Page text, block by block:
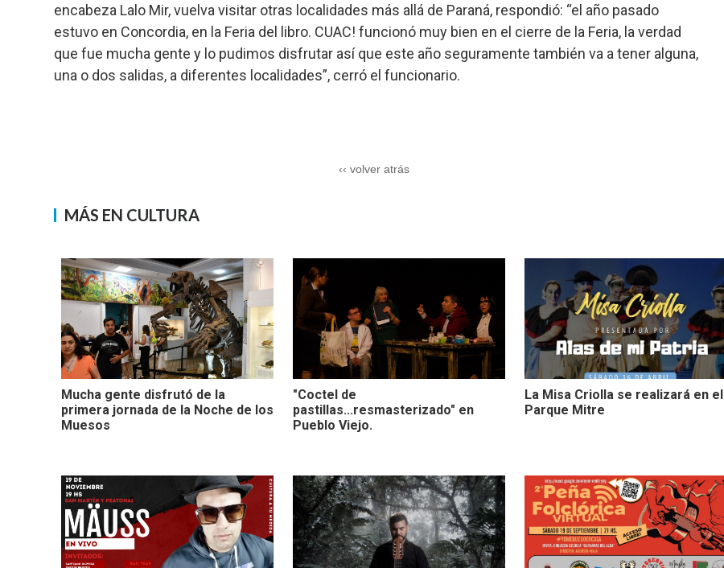
encabeza Lalo Mir, vuelva visitar otras localidades más allá de Paraná, respondió: “el año pasado
estuvo en Concordia, en la Feria del libro. CUAC! funcionó muy bien en el cierre de la Feria, la verdad
que fue mucha gente y lo pudimos disfrutar así que este año seguramente también va a tener alguna,
una o dos salidas, a diferentes localidades”, cerró el funcionario.
‹‹ volver atrás
MÁS EN CULTURA
Mucha gente disfrutó de la
primera jornada de la Noche de los
Muesos
"Coctel de
pastillas...resmasterizado" en
Pueblo Viejo.
La Misa Criolla se realizará en el
Parque Mitre